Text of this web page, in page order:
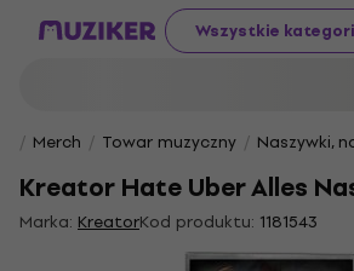
Wszystkie
Merch Towar muzyczny Naszywki,
Kreator Hate Uber Alles
Marka: KreatorKod produktu: 1181543